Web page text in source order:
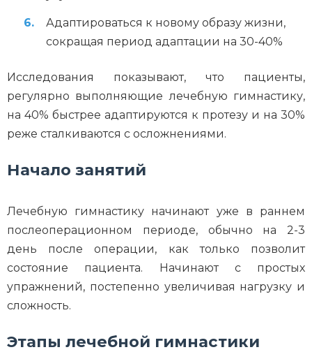
Адаптироваться к новому образу жизни,
сокращая период адаптации на 30-40%
Исследования показывают, что пациенты,
регулярно выполняющие лечебную гимнастику,
на 40% быстрее адаптируются к протезу и на 30%
реже сталкиваются с осложнениями.
Начало занятий
Лечебную гимнастику начинают уже в раннем
послеоперационном периоде, обычно на 2-3
день после операции, как только позволит
состояние пациента. Начинают с простых
упражнений, постепенно увеличивая нагрузку и
сложность.
Этапы лечебной гимнастики